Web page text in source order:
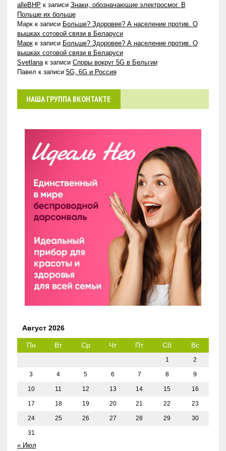
alleBHP к записи Знаки, обозначающие электросмог. В
Польше их больше
Маркк записи Больше? Здоровее? А население против. О
вышках сотовой связи в Беларуси
Маркк записи Больше? Здоровее? А население против. О
вышках сотовой связи в Беларуси
Svetlanaк записи Споры вокруг 5G в Бельгии
Павел к записи 5G, 6G и Россия
НАША ГРУППА ВКОНТАКТЕ
Август 2026
Пн Вт Ср Чт Пт Сб Вс
1 2
3 4 5 6 7 8 9
10 11 12 13 14 15 16
17 18 19 20 21 22 23
24 25 26 27 28 29 30
31
« Июл